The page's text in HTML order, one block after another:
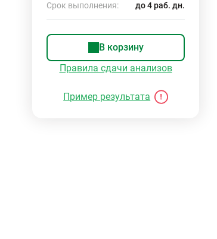
Срок выполнения: до 4 раб. дн.
В корзину
Правила сдачи анализов
Пример результата